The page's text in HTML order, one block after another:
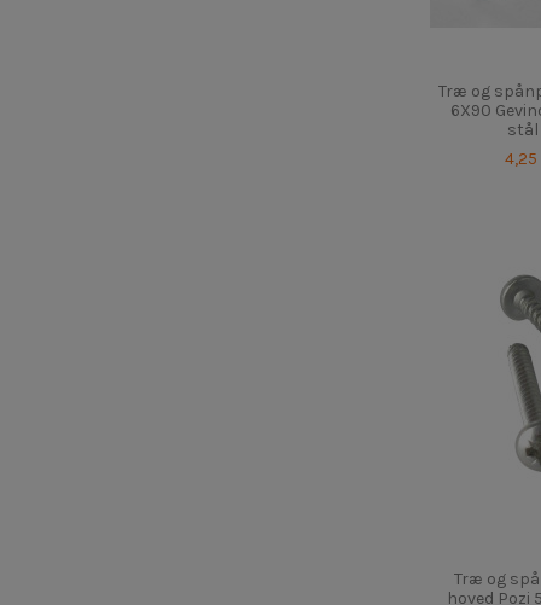
Træ og
6X90
stål
4,25
Træ og
hoved Pozi